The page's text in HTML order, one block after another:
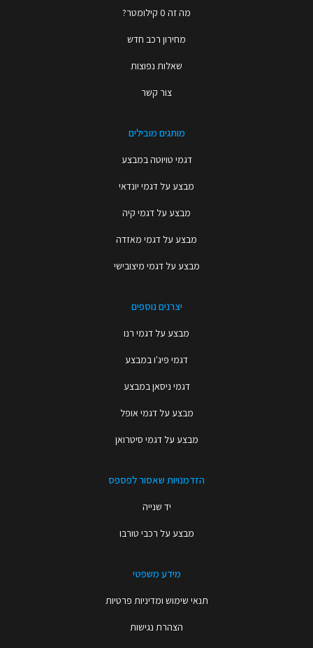
מה זה 0 קילומטר?
מחירון רכב חדש
שאלות נפוצות
צור קשר
מותגים מובילים
דגמי טויוטה במבצע
מבצע על דגמי יונדאי
מבצע על דגמי קיה
מבצע על דגמי מאזדה
מבצע על דגמי מיצובישי
יצרנים נוספים
מבצע על דגמי רנו
דגמי פיג'ו במבצע
דגמי ניסאן במבצע
מבצע על דגמי אופל
מבצע על דגמי סיטרואן
הזדמנויות שאסור לפספס
יד שנייה
מבצע על רכבי טורבו
מידע משפטי
תנאי שימוש ומדיניות פרטיות
הצהרת נגישות